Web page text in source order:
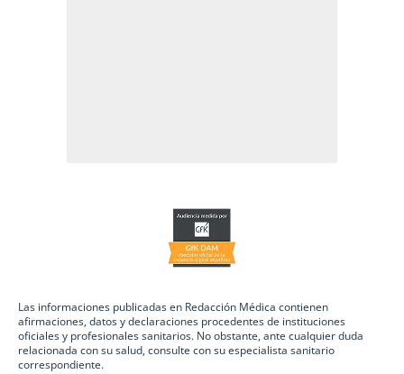
Las informaciones publicadas en Redacción Médica contienen
afirmaciones, datos y declaraciones procedentes de instituciones
oficiales y profesionales sanitarios. No obstante, ante cualquier duda
relacionada con su salud, consulte con su especialista sanitario
correspondiente.